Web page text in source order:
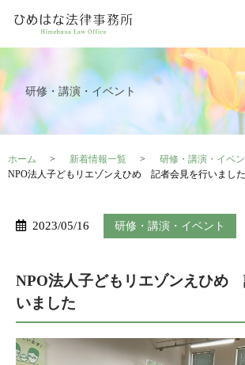
研修・講演・イベント
ホーム 新着情報一覧
研修・講演・イベン
NPO法人子どもリエゾンえひめ 記者会見を行いました
2023/05/16 研修・講演・イベント
NPO法人子どもリエゾンえひめ
いました